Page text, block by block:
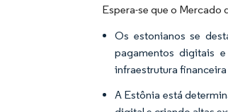
Espera-se que o Mercado
Os estonianos se
pagamentos digitais
infraestrutura
A Estônia está